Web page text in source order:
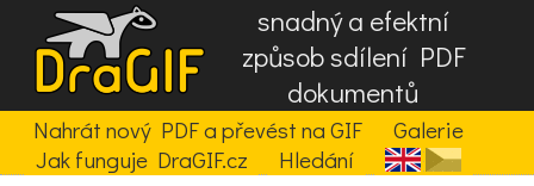
snadný a efektní
způsob sdílení PDF
dokumentů
Nahrát nový PDF a převést na GIF
Galerie
Jak funguje DraGIF.cz
Hledání